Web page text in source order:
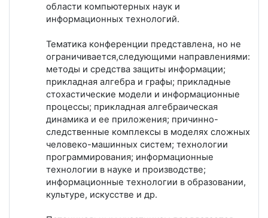
области компьютерных наук и
информационных технологий.
Тематика конференции представлена, но не
ограничивается,следующими направлениями:
методы и средства защиты информации;
прикладная алгебра и графы; прикладные
стохастические модели и информационные
процессы; прикладная алгебраическая
динамика и ее приложения; причинно-
следственные комплексы в моделях сложных
человеко-машинных систем; технологии
программирования; информационные
технологии в науке и производстве;
информационные технологии в образовании,
культуре, искусстве и др.